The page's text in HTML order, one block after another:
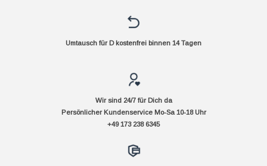
Umtausch für D kostenfrei binnen 14 Tagen
Wir sind 24/7 für Dich da
Persönlicher Kundenservice Mo-Sa 10-18 Uhr
+49 173 238 6345